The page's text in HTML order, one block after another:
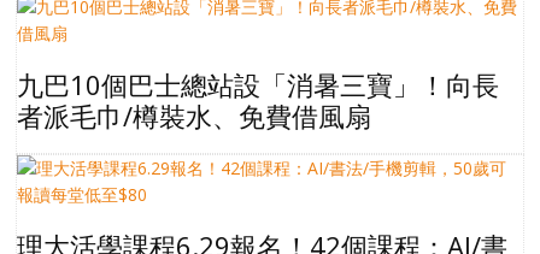
九巴10個巴士總站設「消暑三寶」！向長
者派毛巾/樽裝水、免費借風扇
理大活學課程6.29報名！42個課程：AI/書